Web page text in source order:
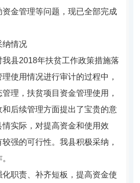
金管理等问题，现已全部完成
纳情况
县2018年扶贫工作政策措施落
使用情况进行审计的过程中，
理，扶贫项目资金管理使用，
后续管理方面提出了宝贵的意
情实际，对提高资金和使用效
强的可行性。我县积极采纳，
化职责、补齐短板，提高资金使